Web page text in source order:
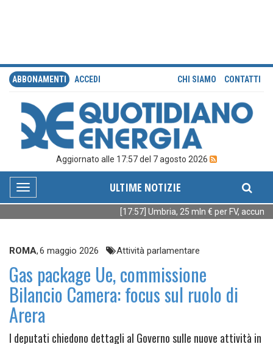
ABBONAMENTI ACCEDI CHI SIAMO CONTATTI
Aggiornato alle 17:57 del 7 agosto 2026
Toggle
navigation
ULTIME NOTIZIE
[17:57] Umbria, 25 mln € per FV,
ROMA,6 maggio 2026 Attività parlamentare
Gas package Ue, commissione
Bilancio Camera: focus sul ruolo di
Arera
I deputati chiedono dettagli al Governo sulle nuove attività in